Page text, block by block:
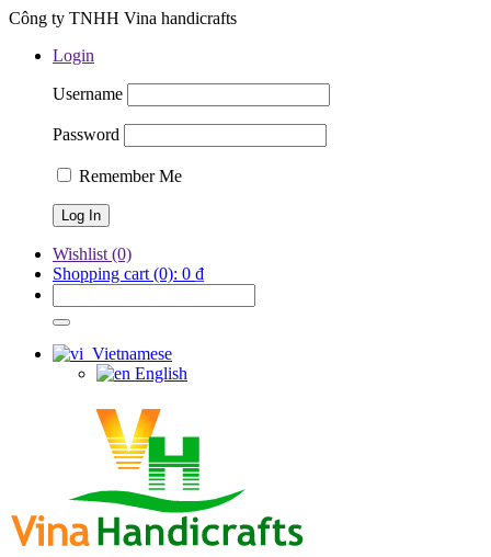
Công ty TNHH Vina handicrafts
Login
Username
Password
Remember Me
Wishlist (0)
Shopping cart (0): 0 ₫
Vietnamese
English